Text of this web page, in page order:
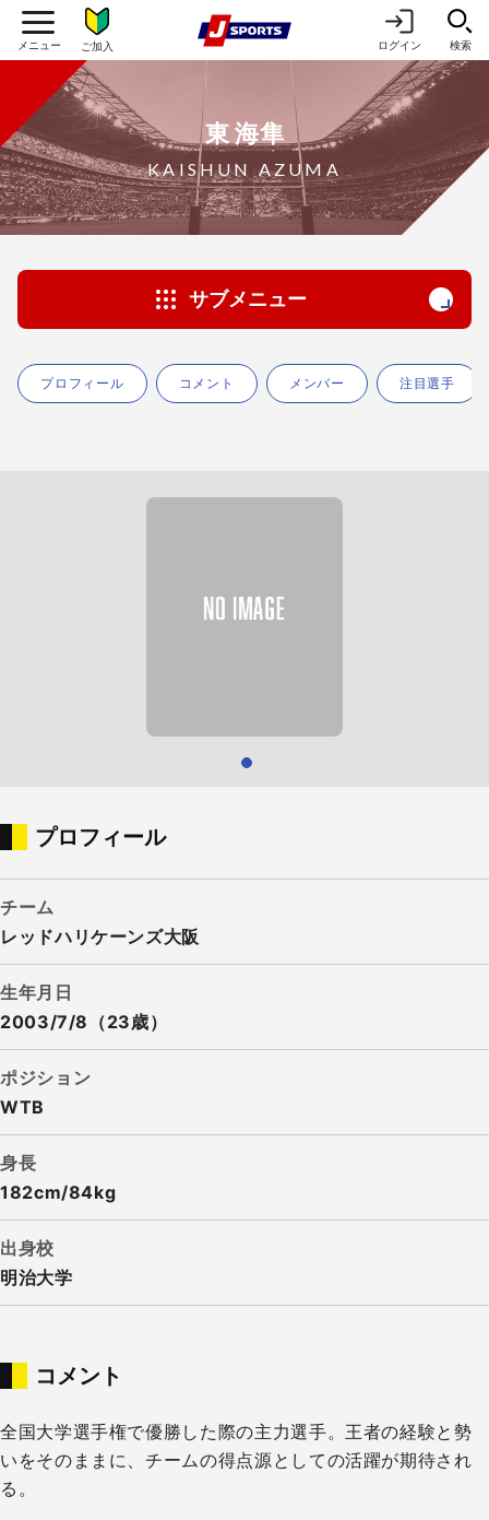
ご加入 ログイン 検索
東 海隼
KAISHUN AZUMA
サブメニュー
プロフィール コメント メンバー 注目選手
プロフィール
チーム
レッドハリケーンズ大阪
生年月日
2003/7/8（23歳）
ポジション
WTB
身長
182cm/84kg
出身校
明治大学
コメント
全国大学選手権で優勝した際の主力選手。王者の経験と勢
いをそのままに、チームの得点源としての活躍が期待され
る。